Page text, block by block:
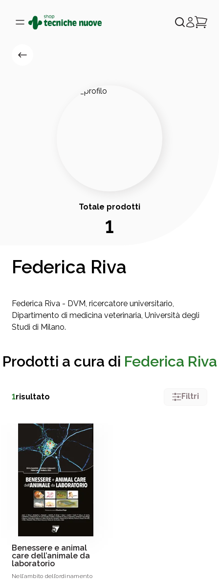
Totale prodotti
1
Federica Riva
Federica Riva - DVM, ricercatore universitario,
Dipartimento di medicina veterinaria, Università degli
Studi di Milano.
Prodotti a cura di Federica Riva
1risultato Filtri
Benessere e animal
care dell’animale da
laboratorio
Nell’ambito dell’ordinamento